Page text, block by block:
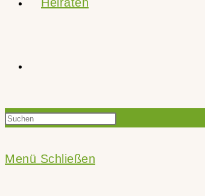
Suche
Press
Menü Schließen